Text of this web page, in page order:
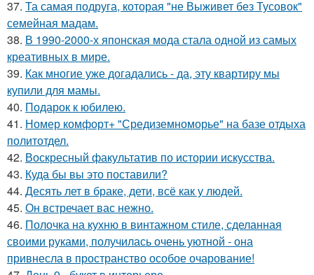
37. Та самая подруга, которая "не Выживет без Тусовок"
семейная мадам.
38. В 1990-2000-х японская мода стала одной из самых
креативных в мире.
39. Как многие уже догадались - да, эту квартиру мы
купили для мамы.
40. Подарок к юбилею.
41. Номер комфорт+ "Средиземноморье" на базе отдыха
политотдел.
42. Воскресный факультатив по истории искусства.
43. Куда бы вы это поставили?
44. Десять лет в браке, дети, всё как у людей.
45. Он встречает вас нежно.
46. Полочка на кухню в винтажном стиле, сделанная
своими руками, получилась очень уютной - она
привнесла в пространство особое очарование!